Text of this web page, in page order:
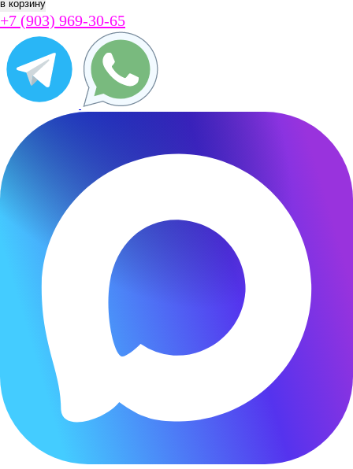
+7 (903) 969-30-65